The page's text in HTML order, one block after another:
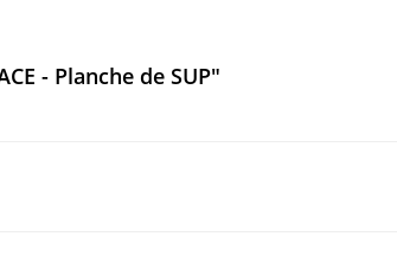
- Planche de SUP"